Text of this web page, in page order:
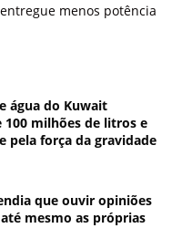
menos potência
água do Kuwait
100 milhões de litros e
pela força da gravidade
que ouvir opiniões
mesmo as próprias